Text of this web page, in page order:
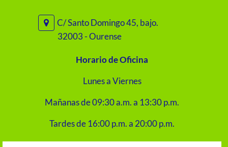
C/ Santo Domingo 45, bajo.
32003 - Ourense
Horario de Oficina
Lunes a Viernes
Mañanas de 09:30 a.m. a 13:30 p.m.
Tardes de 16:00 p.m. a 20:00 p.m.